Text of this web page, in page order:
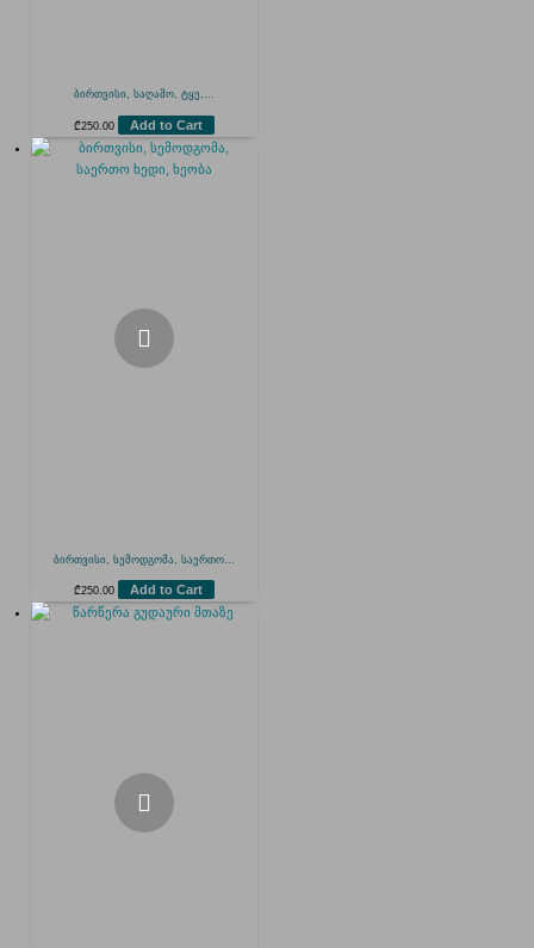
ბირთვისი, საღამო, ტყე,...
₾250.00 Add to Cart
ბირთვისი, სემოდგომა, საერთო...
₾250.00 Add to Cart